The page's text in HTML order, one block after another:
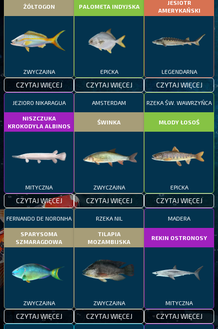
ŻÓŁTOGON
ZWYCZAJNA
CZYTAJ WIĘCEJ
PALOMETA INDYJSKA
EPICKA
CZYTAJ WIĘCEJ
JESIOTR
AMERYKAŃSKI
LEGENDARNA
CZYTAJ WIĘCEJ
JEZIORO NIKARAGUA
NISZCZUKA
KROKODYLA ALBINOS
MITYCZNA
CZYTAJ WIĘCEJ
AMSTERDAM
ŚWINKA
ZWYCZAJNA
CZYTAJ WIĘCEJ
RZEKA ŚW. WAWRZYŃCA
MŁODY ŁOSOŚ
EPICKA
CZYTAJ WIĘCEJ
FERNANDO DE NORONHA
SPARYSOMA
SZMARAGDOWA
ZWYCZAJNA
CZYTAJ WIĘCEJ
RZEKA NIL
TILAPIA
MOZAMBIJSKA
ZWYCZAJNA
CZYTAJ WIĘCEJ
MADERA
REKIN OSTRONOSY
MITYCZNA
CZYTAJ WIĘCEJ